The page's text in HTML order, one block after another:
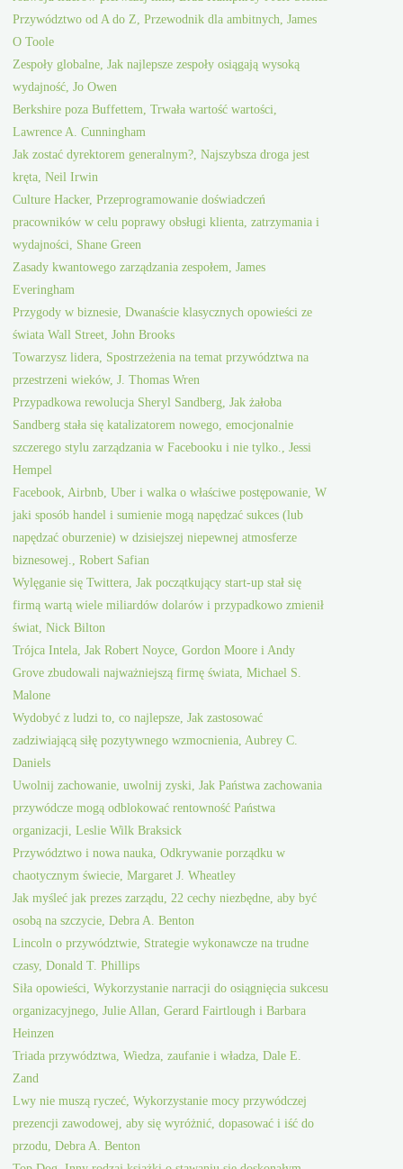
Przywództwo od A do Z, Przewodnik dla ambitnych, James
O Toole
Zespoły globalne, Jak najlepsze zespoły osiągają wysoką
wydajność, Jo Owen
Berkshire poza Buffettem, Trwała wartość wartości,
Lawrence A. Cunningham
Jak zostać dyrektorem generalnym?, Najszybsza droga jest
kręta, Neil Irwin
Culture Hacker, Przeprogramowanie doświadczeń
pracowników w celu poprawy obsługi klienta, zatrzymania i
wydajności, Shane Green
Zasady kwantowego zarządzania zespołem, James
Everingham
Przygody w biznesie, Dwanaście klasycznych opowieści ze
świata Wall Street, John Brooks
Towarzysz lidera, Spostrzeżenia na temat przywództwa na
przestrzeni wieków, J. Thomas Wren
Przypadkowa rewolucja Sheryl Sandberg, Jak żałoba
Sandberg stała się katalizatorem nowego, emocjonalnie
szczerego stylu zarządzania w Facebooku i nie tylko., Jessi
Hempel
Facebook, Airbnb, Uber i walka o właściwe postępowanie, W
jaki sposób handel i sumienie mogą napędzać sukces (lub
napędzać oburzenie) w dzisiejszej niepewnej atmosferze
biznesowej., Robert Safian
Wylęganie się Twittera, Jak początkujący start-up stał się
firmą wartą wiele miliardów dolarów i przypadkowo zmienił
świat, Nick Bilton
Trójca Intela, Jak Robert Noyce, Gordon Moore i Andy
Grove zbudowali najważniejszą firmę świata, Michael S.
Malone
Wydobyć z ludzi to, co najlepsze, Jak zastosować
zadziwiającą siłę pozytywnego wzmocnienia, Aubrey C.
Daniels
Uwolnij zachowanie, uwolnij zyski, Jak Państwa zachowania
przywódcze mogą odblokować rentowność Państwa
organizacji, Leslie Wilk Braksick
Przywództwo i nowa nauka, Odkrywanie porządku w
chaotycznym świecie, Margaret J. Wheatley
Jak myśleć jak prezes zarządu, 22 cechy niezbędne, aby być
osobą na szczycie, Debra A. Benton
Lincoln o przywództwie, Strategie wykonawcze na trudne
czasy, Donald T. Phillips
Siła opowieści, Wykorzystanie narracji do osiągnięcia sukcesu
organizacyjnego, Julie Allan, Gerard Fairtlough i Barbara
Heinzen
Triada przywództwa, Wiedza, zaufanie i władza, Dale E.
Zand
Lwy nie muszą ryczeć, Wykorzystanie mocy przywódczej
prezencji zawodowej, aby się wyróżnić, dopasować i iść do
przodu, Debra A. Benton